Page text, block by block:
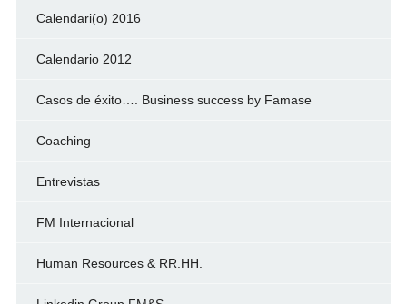
Calendari(o) 2016
Calendario 2012
Casos de éxito…. Business success by Famase
Coaching
Entrevistas
FM Internacional
Human Resources & RR.HH.